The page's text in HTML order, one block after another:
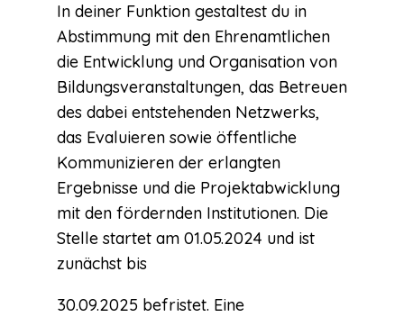
In deiner Funktion gestaltest du in
Abstimmung mit den Ehrenamtlichen
die Entwicklung und Organisation von
Bildungsveranstaltungen, das Betreuen
des dabei entstehenden Netzwerks,
das Evaluieren sowie öffentliche
Kommunizieren der erlangten
Ergebnisse und die Projektabwicklung
mit den fördernden Institutionen. Die
Stelle startet am 01.05.2024 und ist
zunächst bis
30.09.2025 befristet. Eine